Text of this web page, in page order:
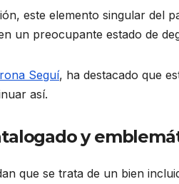
este elemento singular del
un preocupante estado de
Seguí, ha destacado que
así.
y
que se trata de un bien